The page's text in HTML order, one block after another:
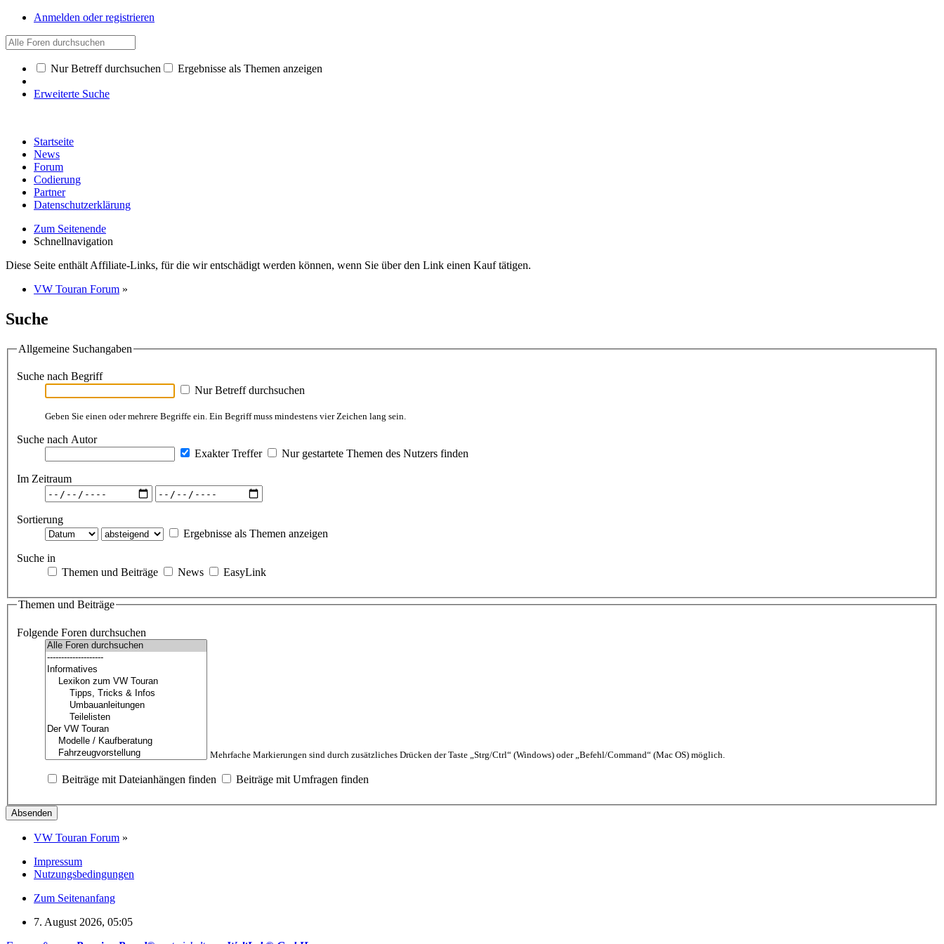
Anmelden oder registrieren
Nur Betreff durchsuchen Ergebnisse als Themen anzeigen
Erweiterte Suche
Startseite
News
Forum
Codierung
Partner
Datenschutzerklärung
Zum Seitenende
Schnellnavigation
Diese Seite enthält Affiliate-Links, für die wir entschädigt werden können, wenn Sie über den Link einen Kauf tätigen.
VW Touran Forum »
Suche
Allgemeine Suchangaben
Suche nach Begriff
Nur Betreff durchsuchen
Geben Sie einen oder mehrere Begriffe ein. Ein Begriff muss mindestens vier Zeichen lang sein.
Suche nach Autor
Exakter Treffer
Nur gestartete Themen des Nutzers finden
Im Zeitraum
Sortierung
Ergebnisse als Themen anzeigen
Suche in
Themen und Beiträge
News EasyLink
Themen und Beiträge
Folgende Foren durchsuchen
Mehrfache Markierungen sind durch zusätzliches Drücken der Taste „Strg/Ctrl“ (Windows) oder „Befehl/Command“ (Mac OS) möglich.
Beiträge mit Dateianhängen finden Beiträge mit Umfragen finden
VW Touran Forum »
Impressum
Nutzungsbedingungen
Zum Seitenanfang
7. August 2026, 05:05